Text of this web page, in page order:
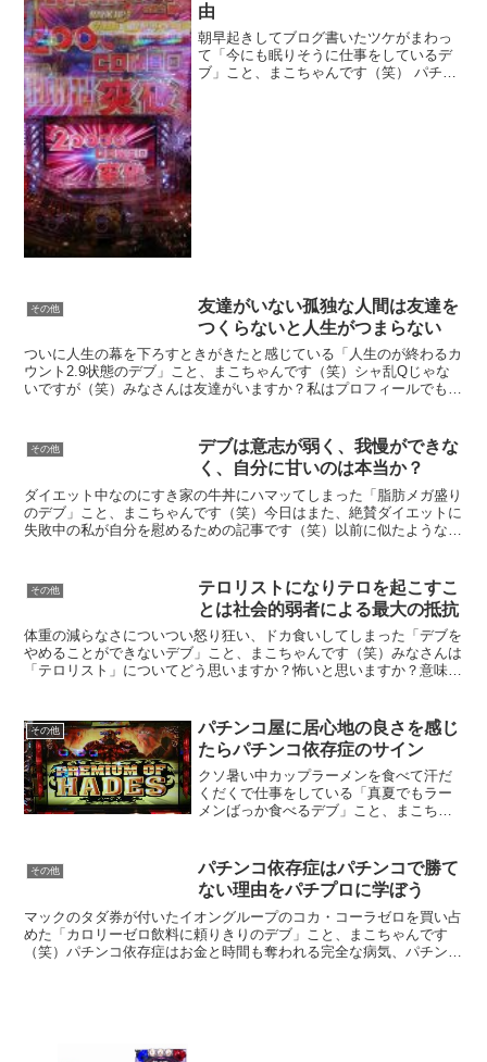
由
朝早起きしてブログ書いたツケがまわっ
て「今にも眠りそうに仕事をしているデ
ブ」こと、まこちゃんです（笑） パチン
その他
友達がいない孤独な人間は友達を
つくらないと人生がつまらない
ついに人生の幕を下ろすときがきたと感じている「人生のが終わるカ
ウント2.9状態のデブ」こと、まこちゃんです（笑）シャ乱Qじゃな
いですが（笑）みなさんは友達がいますか？私はプロフィールでも語
その他
デブは意志が弱く、我慢ができな
く、自分に甘いのは本当か？
ダイエット中なのにすき家の牛丼にハマッてしまった「脂肪メガ盛り
のデブ」こと、まこちゃんです（笑）今日はまた、絶賛ダイエットに
失敗中の私が自分を慰めるための記事です（笑）以前に似たような記
その他
テロリストになりテロを起こすこ
とは社会的弱者による最大の抵抗
体重の減らなさについつい怒り狂い、ドカ食いしてしまった「デブを
やめることができないデブ」こと、まこちゃんです（笑）みなさんは
「テロリスト」についてどう思いますか？怖いと思いますか？意味が
その他
パチンコ屋に居心地の良さを感じ
たらパチンコ依存症のサイン
クソ暑い中カップラーメンを食べて汗だ
くだくで仕事をしている「真夏でもラー
メンばっか食べるデブ」こと、まこちゃ
気」というテーマを書きました。今日も
続けてパチンコ依存症に関す...
その他
パチンコ依存症はパチンコで勝て
ない理由をパチプロに学ぼう
マックのタダ券が付いたイオングループのコカ・コーラゼロを買い占
めた「カロリーゼロ飲料に頼りきりのデブ」こと、まこちゃんです
（笑）パチンコ依存症はお金と時間も奪われる完全な病気、パチンコ